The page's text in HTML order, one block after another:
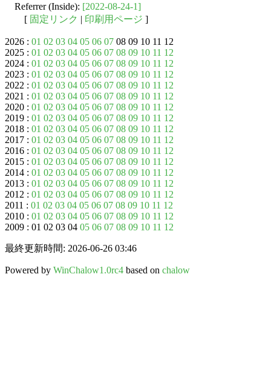
Referrer (Inside): [2022-08-24-1]
[ 固定リンク | 印刷用ページ ]
2026 : 01 02 03 04 05 06 07 08 09 10 11 12
2025 : 01 02 03 04 05 06 07 08 09 10 11 12
2024 : 01 02 03 04 05 06 07 08 09 10 11 12
2023 : 01 02 03 04 05 06 07 08 09 10 11 12
2022 : 01 02 03 04 05 06 07 08 09 10 11 12
2021 : 01 02 03 04 05 06 07 08 09 10 11 12
2020 : 01 02 03 04 05 06 07 08 09 10 11 12
2019 : 01 02 03 04 05 06 07 08 09 10 11 12
2018 : 01 02 03 04 05 06 07 08 09 10 11 12
2017 : 01 02 03 04 05 06 07 08 09 10 11 12
2016 : 01 02 03 04 05 06 07 08 09 10 11 12
2015 : 01 02 03 04 05 06 07 08 09 10 11 12
2014 : 01 02 03 04 05 06 07 08 09 10 11 12
2013 : 01 02 03 04 05 06 07 08 09 10 11 12
2012 : 01 02 03 04 05 06 07 08 09 10 11 12
2011 : 01 02 03 04 05 06 07 08 09 10 11 12
2010 : 01 02 03 04 05 06 07 08 09 10 11 12
2009 : 01 02 03 04 05 06 07 08 09 10 11 12
最終更新時間: 2026-06-26 03:46
Powered by WinChalow1.0rc4 based on chalow